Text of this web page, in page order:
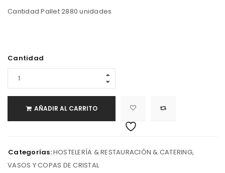
Cantidad Pallet 2880 unidades
Cantidad
AÑADIR AL CARRITO
Categorías:HOSTELERÍA & RESTAURACIÓN & CATERING,
VASOS Y COPAS DE CRISTAL